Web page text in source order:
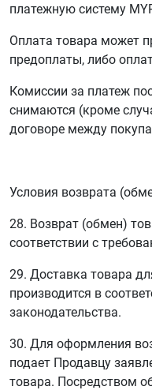
платежную систему
Оплата товара может
предоплаты, либо
Комиссии за платеж
снимаются (кроме
договоре между
Условия возврата
28. Возврат (обмен)
соответствии с
29. Доставка товара
производится в
законодательства.
30. Для оформления
подает Продавцу
товара. Посредством